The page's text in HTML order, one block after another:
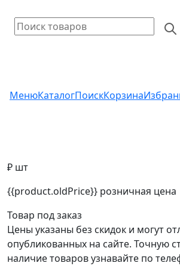
МенюКаталогПоискКорзина
₽ шт
{{product.oldPrice}} розничная цена
Товар под заказ
Цены указаны без скидок и могут
опубликованных на сайте. Точную
наличие товаров узнавайте по